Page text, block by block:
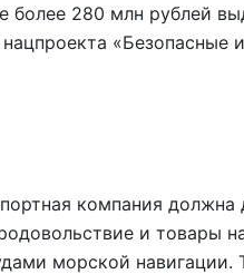
более 280 млн рублей
«Безопасные
компания должна
и товары
морской